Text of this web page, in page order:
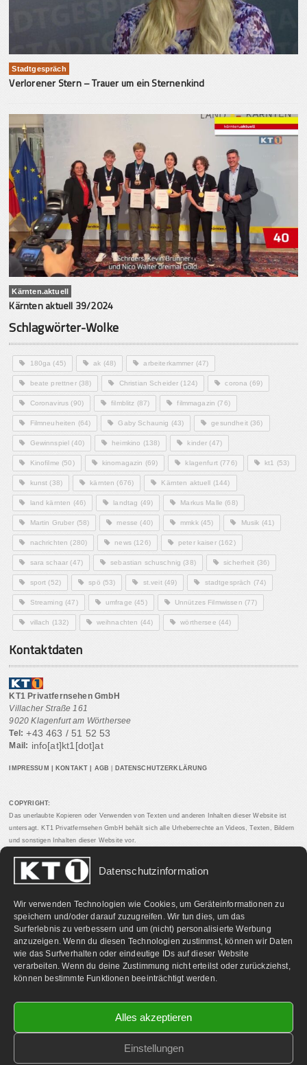
Datenschutzinformation
Wir verwenden Technologien wie Cookies, um Geräteinformationen zu
speichern und/oder darauf zuzugreifen. Wir tun dies, um das
Surferlebnis zu verbessern und um (nicht) personalisierte Werbung
anzuzeigen. Wenn du diesen Technologien zustimmst, können wir Daten
wie das Surfverhalten oder eindeutige IDs auf dieser Website
verarbeiten. Wenn du deine Zustimmung nicht erteilst oder zurückziehst,
können bestimmte Funktionen beeinträchtigt werden.
Alles akzeptieren
Einstellungen
Stadtgespräch
Verlorener Stern – Trauer um ein Sternenkind
Kärnten.aktuell
Kärnten aktuell 39/2024
Schlagwörter-Wolke
180ga (45) ak (48) arbeiterkammer (47)
beate prettner(38) Christian Scheider (124) corona (69)
Coronavirus (90) filmblitz (87) filmmagazin (76)
Filmneuheiten (64) Gaby Schaunig (43) gesundheit(36)
Gewinnspiel (40) heimkino (138) kinder (47)
Kinofilme (50) kinomagazin (69) klagenfurt(776) kt1 (53)
kunst (38) kärnten (676) Kärnten aktuell (144)
land kärnten (46) landtag (49) Markus Malle (68)
Martin Gruber (58) messe (40) mmkk(45) Musik (41)
nachrichten (280) news(126) peter kaiser(162)
sara schaar (47) sebastian schuschnig (38) sicherheit (36)
sport (52) spö (53) st.veit(49) stadtgespräch (74)
Streaming (47) umfrage (45) Unnützes Filmwissen (77)
villach (132) weihnachten (44) wörthersee (44)
Kontaktdaten
KT1 Privatfernsehen GmbH
Villacher Straße 161
9020 Klagenfurt am Wörthersee
Tel: +43 463 / 51 52 53
Mail: info[at]kt1[dot]at
IMPRESSUM KONTAKT AGB DATENSCHUTZERKLÄRUNG
COPYRIGHT:
Das unerlaubte Kopieren oder Verwenden von Texten und anderen Inhalten dieser Website ist
untersagt. KT1 Privatfernsehen GmbH behält sich alle Urheberrechte an Videos, Texten, Bildern
und sonstigen Inhalten dieser Website vor.
PARTNERLINKS:
2026 KT1 Privatfernsehen - Alle Rechte vorbehalten.